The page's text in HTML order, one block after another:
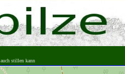
stillen kann